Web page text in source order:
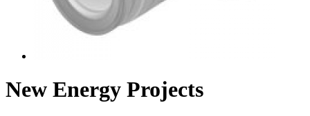
New Energy Projects